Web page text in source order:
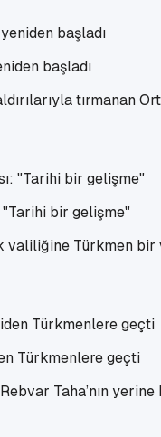
başladı
tırmanan
"Tarihi bir gelişme"
valiliğine Türkmen
Türkmenlere geçti
Taha’nın